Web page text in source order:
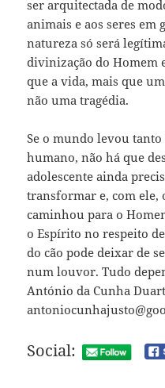
ser arquitectada de
animais e aos seres em
natureza só será
divinização do Homem
que a vida, mais que
não uma tragédia.
Se o mundo levou
humano, não há que
adolescente ainda
transformar e, com ele,
caminhou para o
o Espírito no respeito
do cão pode deixar de
num louvor. Tudo
António da Cunha
Social: